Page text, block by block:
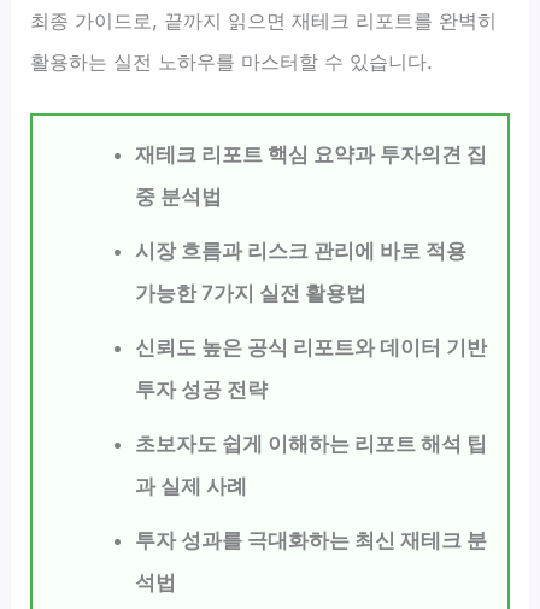
최종 가이드로, 끝까지 읽으면 재테크 리포트를 완벽히
활용하는 실전 노하우를 마스터할 수 있습니다.
재테크 리포트 핵심 요약과 투자의견 집
중 분석법
시장 흐름과 리스크 관리에 바로 적용
가능한 7가지 실전 활용법
신뢰도 높은 공식 리포트와 데이터 기반
투자 성공 전략
초보자도 쉽게 이해하는 리포트 해석 팁
과 실제 사례
투자 성과를 극대화하는 최신 재테크 분
석법